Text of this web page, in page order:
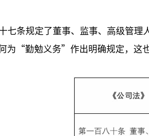
七条规定了董事、监事、高级管理
为“勤勉义务”作出明确规定，这